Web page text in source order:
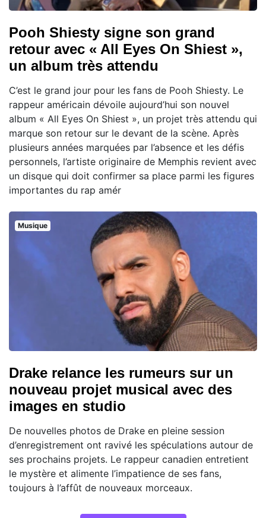
Pooh Shiesty signe son grand
retour avec « All Eyes On Shiest »,
un album très attendu
C’est le grand jour pour les fans de Pooh Shiesty. Le
rappeur américain dévoile aujourd’hui son nouvel
album « All Eyes On Shiest », un projet très attendu qui
marque son retour sur le devant de la scène. Après
plusieurs années marquées par l’absence et les défis
personnels, l’artiste originaire de Memphis revient avec
un disque qui doit confirmer sa place parmi les figures
importantes du rap amér
Musique
Drake relance les rumeurs sur un
nouveau projet musical avec des
images en studio
De nouvelles photos de Drake en pleine session
d’enregistrement ont ravivé les spéculations autour de
ses prochains projets. Le rappeur canadien entretient
le mystère et alimente l’impatience de ses fans,
toujours à l’affût de nouveaux morceaux.